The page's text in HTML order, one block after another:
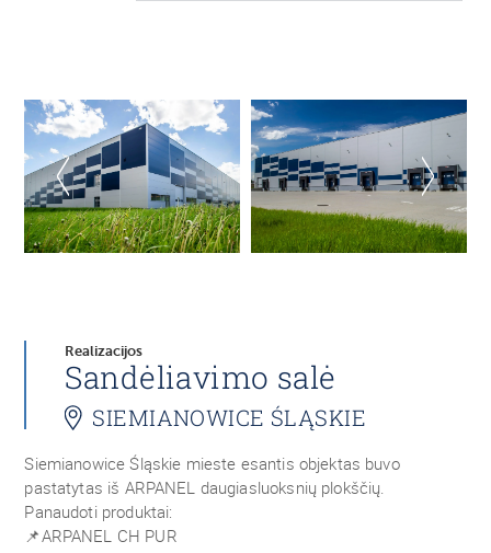
Realizacijos
Sandėliavimo salė
SIEMIANOWICE ŚLĄSKIE
Siemianowice Śląskie mieste esantis objektas buvo
pastatytas iš ARPANEL daugiasluoksnių plokščių.
Panaudoti produktai:
📌ARPANEL CH PUR